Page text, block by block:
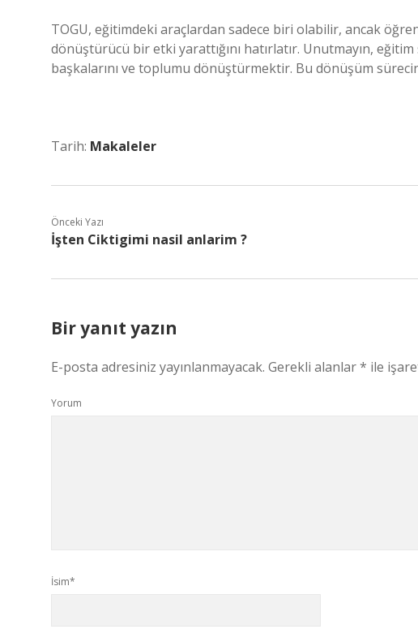
TOGU, eğitimdeki araçlardan sadece biri olabilir, ancak
dönüştürücü bir etki yarattığını hatırlatır. Unutmayın,
başkalarını ve toplumu dönüştürmektir. Bu dönüşüm
Tarih: Makaleler
Önceki Yazı
İşten Ciktigimi nasil anlarim ?
Bir yanıt yazın
E-posta adresiniz yayınlanmayacak. Gerekli alanlar* ile
Yorum
İsim*